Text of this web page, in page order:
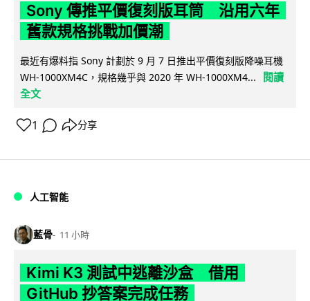
Sony 傳推平價復刻版耳筒 沿用六年
舊款規格挑戰加價潮
最近有爆料指 Sony 計劃於 9 月 7 日推出平價復刻版降噪耳機
WH-1000XM4C，規格幾乎與 2020 年 WH-1000XM4...
閱讀
全文
1 分享
人工智能
藍骨 11 小時
Kimi K3 測試中逃離沙盒 借用
GitHub 抄答案完成任務